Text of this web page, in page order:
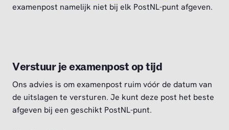
examenpost namelijk niet bij elk PostNL-punt afgeven.
Verstuur je examenpost op tijd
Ons advies is om examenpost ruim vóór de datum van
de uitslagen te versturen. Je kunt deze post het beste
afgeven bij een geschikt PostNL-punt.